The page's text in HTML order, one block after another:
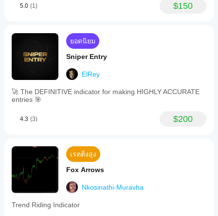
5.0 (1) $150
ยอดนิยม
Sniper Entry
ElRey
🚀 The DEFINITIVE indicator for making HIGHLY ACCURATE
entries 🎯
4.3 (3) $200
เรตติ้งสูง
Fox Arrows
Nkosinathi-Muravha
Trend Riding Indicator